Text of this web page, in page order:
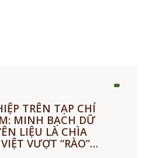
TRÊN TẠP CHÍ
MINH BẠCH DỮ
LIỆU LÀ CHÌA
VƯỢT “RÀO”